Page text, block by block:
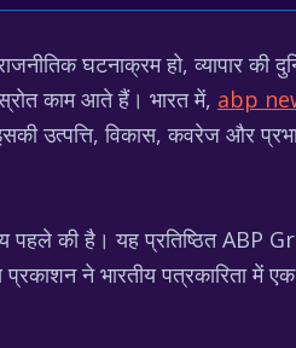
घटनाक्रम हो, व्यापार की
काम आते हैं। भारत में, abp
उत्पत्ति, विकास, कवरेज और
की है। यह प्रतिष्ठित ABP
ने भारतीय पत्रकारिता में एक